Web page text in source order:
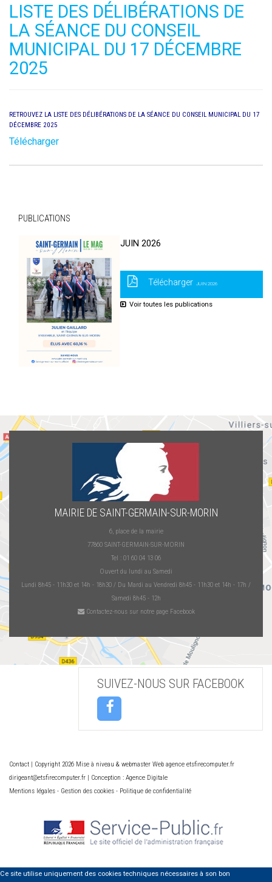
LISTE DES DÉLIBÉRATIONS DE
LA SÉANCE DU CONSEIL
MUNICIPAL DU 17 DÉCEMBRE
2025
RETROUVEZ LA LISTE DES DÉLIBÉRATIONS DE LA SÉANCE DU CONSEIL MUNICIPAL DU 17
DÉCEMBRE 2025
Télécharger
PUBLICATIONS
JUIN 2026
Télécharger JUIN 2026
Voir toutes les publications
MAIRIE DE SAINT-GERMAIN-SUR-MORIN
6, place de la mairie
77860 SAINT-GERMAIN-SUR-MORIN
Tel : 01 60 04 13 06
Ouvert du lundi au Samedi
Lundi 8h45 - 11h30 et 14h - 18h30 / Du Mardi au Vendredi 8h45 - 11h30 et 14h - 17h /
Samedi 8h45 - 12h
Contactez-nous sur notre page Facebook
SUIVEZ-NOUS SUR FACEBOOK
Contact | Copyright 2026 Mise à niveau & webmaster Web agence etsfirecomputer.fr
dirigeant@etsfirecomputer.fr | Conception : Agence Digitale
Mentions légales - Gestion des cookies - Politique de confidentialité
Ce site utilise uniquement des cookies techniques nécessaires à son bon